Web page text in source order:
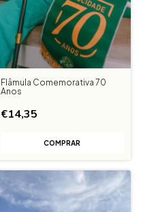
Flâmula Comemorativa 70
Anos
€14,35